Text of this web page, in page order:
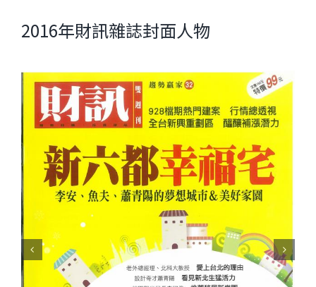
2016年財訊雜誌封面人物